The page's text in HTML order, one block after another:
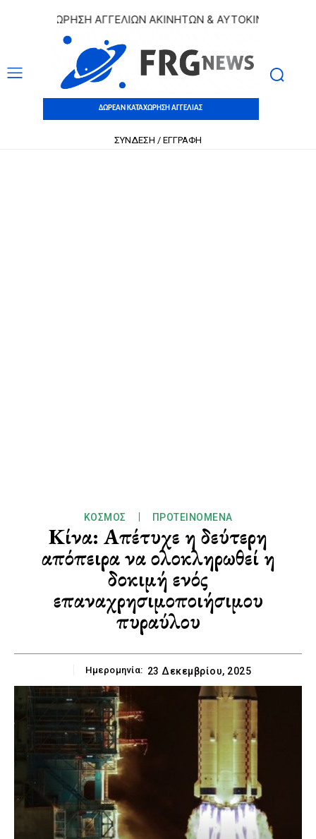
ΑΓΓΕΛΙΩΝ ΑΚΙΝΗΤΩΝ & ΑΥΤΟΚΙΝΗΤΩΝ |
ΔΩΡΕΑΝ ΚΑΤΑΧΩΡΗΣΗ ΑΓΓΕΛΙΑΣ
ΣΥΝΔΕΣΗ / ΕΓΓΡΑΦΗ
ΚΌΣΜΟΣ ΠΡΟΤΕΙΝΌΜΕΝΑ
Κίνα: Απέτυχε η δεύτερη
απόπειρα να ολοκληρωθεί η
δοκιμή ενός
επαναχρησιμοποιήσιμου
πυραύλου
Ημερομηνία: 23 Δεκεμβρίου, 2025